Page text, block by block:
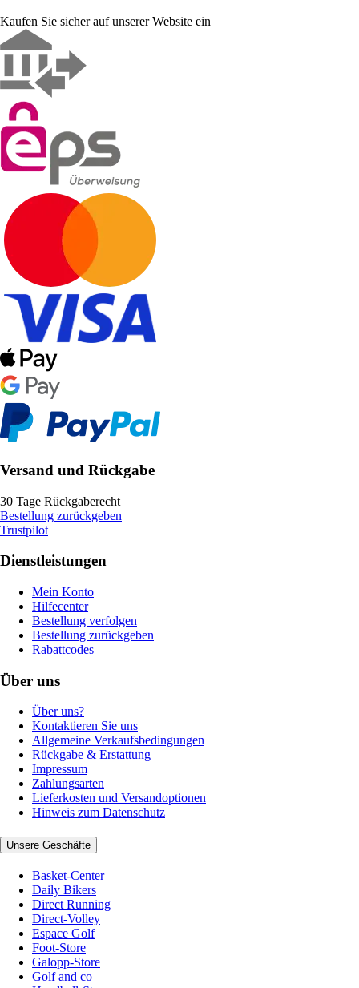
Kaufen Sie sicher auf unserer Website ein
Versand und Rückgabe
30 Tage Rückgaberecht
Bestellung zurückgeben
Trustpilot
Dienstleistungen
Mein Konto
Hilfecenter
Bestellung verfolgen
Bestellung zurückgeben
Rabattcodes
Über uns
Über uns?
Kontaktieren Sie uns
Allgemeine Verkaufsbedingungen
Rückgabe & Erstattung
Impressum
Zahlungsarten
Lieferkosten und Versandoptionen
Hinweis zum Datenschutz
Unsere Geschäfte
Basket-Center
Daily Bikers
Direct Running
Direct-Volley
Espace Golf
Foot-Store
Galopp-Store
Golf and co